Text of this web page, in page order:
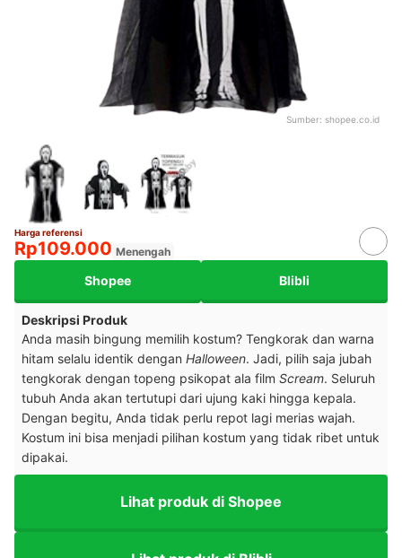
Sumber: shopee.co.id
Harga referensi
Rp109.000 Menengah
Shopee Blibli
Deskripsi Produk
Anda masih bingung memilih kostum? Tengkorak dan warna
hitam selalu identik dengan Halloween. Jadi, pilih saja jubah
tengkorak dengan topeng psikopat ala film Scream. Seluruh
tubuh Anda akan tertutupi dari ujung kaki hingga kepala.
Dengan begitu, Anda tidak perlu repot lagi merias wajah.
Kostum ini bisa menjadi pilihan kostum yang tidak ribet untuk
dipakai.
Lihat produk di Shopee